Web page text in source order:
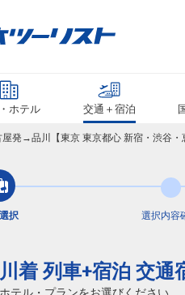
ホテル 交通＋宿泊
屋発→品川【東京 東京都心 新宿・渋谷・
択 選択内容
着 列車+宿泊 交通